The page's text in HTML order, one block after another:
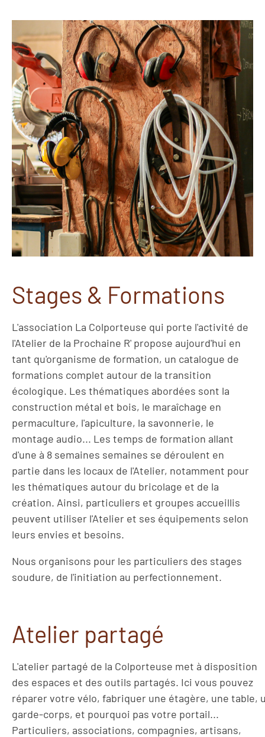
Stages & Formations
L'association La Colporteuse qui porte l'activité de
l'Atelier de la Prochaine R' propose aujourd'hui en
tant qu'organisme de formation, un catalogue de
formations complet autour de la transition
écologique. Les thématiques abordées sont la
construction métal et bois, le maraîchage en
permaculture, l'apiculture, la savonnerie, le
montage audio... Les temps de formation allant
d'une à 8 semaines semaines se déroulent en
partie dans les locaux de l'Atelier, notamment pour
les thématiques autour du bricolage et de la
création. Ainsi, particuliers et groupes accueillis
peuvent utiliser l'Atelier et ses équipements selon
leurs envies et besoins.
Nous organisons pour les particuliers des stages
soudure, de l'initiation au perfectionnement.
Atelier partagé
L'atelier partagé de la Colporteuse met à disposition
des espaces et des outils partagés. Ici vous pouvez
réparer votre vélo, fabriquer une étagère, une table,
garde-corps, et pourquoi pas votre portail...
Particuliers, associations, compagnies, artisans,